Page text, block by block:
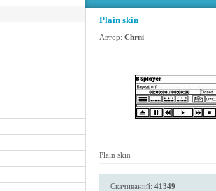
Plain skin
Автор: Chrni
Plain skin
Скачиваний: 41349